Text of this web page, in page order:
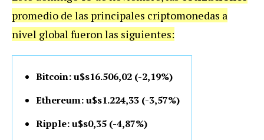
promedio de las principales criptomonedas a
nivel global fueron las siguientes:
Bitcoin: u$s16.506,02 (-2,19%)
Ethereum: u$s1.224,33 (-3,57%)
Ripple: u$s0,35 (-4,87%)